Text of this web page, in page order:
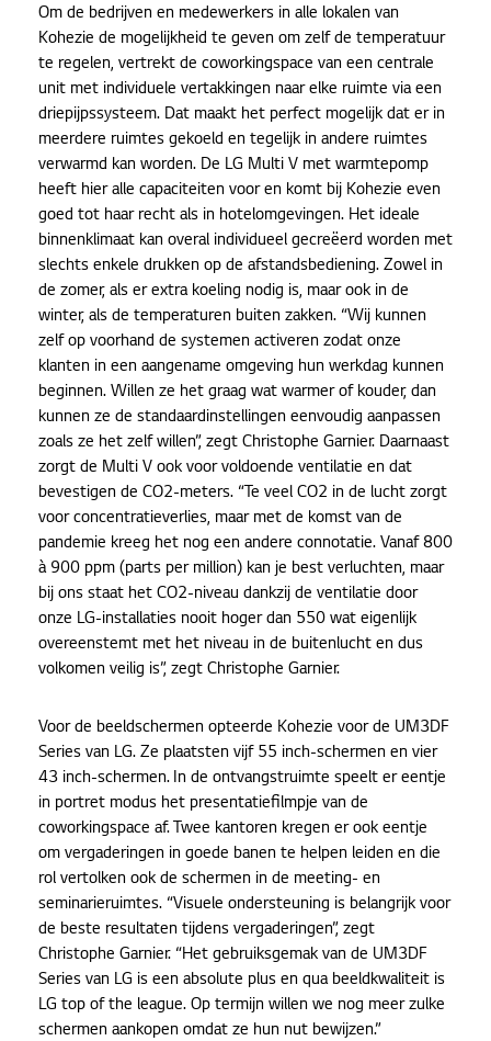
Om de bedrijven en medewerkers in alle lokalen van
Kohezie de mogelijkheid te geven om zelf de temperatuur
te regelen, vertrekt de coworkingspace van een centrale
unit met individuele vertakkingen naar elke ruimte via een
driepijpssysteem. Dat maakt het perfect mogelijk dat er in
meerdere ruimtes gekoeld en tegelijk in andere ruimtes
verwarmd kan worden. De LG Multi V met warmtepomp
heeft hier alle capaciteiten voor en komt bij Kohezie even
goed tot haar recht als in hotelomgevingen. Het ideale
binnenklimaat kan overal individueel gecreëerd worden met
slechts enkele drukken op de afstandsbediening. Zowel in
de zomer, als er extra koeling nodig is, maar ook in de
winter, als de temperaturen buiten zakken. “Wij kunnen
zelf op voorhand de systemen activeren zodat onze
klanten in een aangename omgeving hun werkdag kunnen
beginnen. Willen ze het graag wat warmer of kouder, dan
kunnen ze de standaardinstellingen eenvoudig aanpassen
zoals ze het zelf willen”, zegt Christophe Garnier. Daarnaast
zorgt de Multi V ook voor voldoende ventilatie en dat
bevestigen de CO2-meters. “Te veel CO2 in de lucht zorgt
voor concentratieverlies, maar met de komst van de
pandemie kreeg het nog een andere connotatie. Vanaf 800
à 900 ppm (parts per million) kan je best verluchten, maar
bij ons staat het CO2-niveau dankzij de ventilatie door
onze LG-installaties nooit hoger dan 550 wat eigenlijk
overeenstemt met het niveau in de buitenlucht en dus
volkomen veilig is”, zegt Christophe Garnier.
Voor de beeldschermen opteerde Kohezie voor de UM3DF
Series van LG. Ze plaatsten vijf 55 inch-schermen en vier
43 inch-schermen. In de ontvangstruimte speelt er eentje
in portret modus het presentatiefilmpje van de
coworkingspace af. Twee kantoren kregen er ook eentje
om vergaderingen in goede banen te helpen leiden en die
rol vertolken ook de schermen in de meeting- en
seminarieruimtes. “Visuele ondersteuning is belangrijk voor
de beste resultaten tijdens vergaderingen”, zegt
Christophe Garnier. “Het gebruiksgemak van de UM3DF
Series van LG is een absolute plus en qua beeldkwaliteit is
LG top of the league. Op termijn willen we nog meer zulke
schermen aankopen omdat ze hun nut bewijzen.”